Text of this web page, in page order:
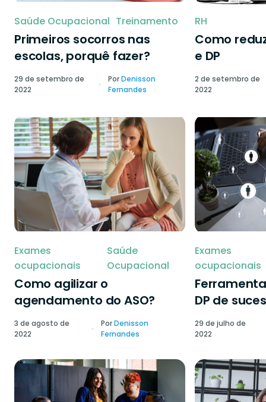
Saúde Ocupacional Treinamento
Primeiros socorros nas
escolas, porquê fazer?
29 de setembro de
2022
PorDenisson
Fernandes
RH
Como
e DP
2 de setembro de
2022
Exames
ocupacionais
Saúde
Ocupacional
Como agilizar o
agendamento do ASO?
3 de agosto de
2022
PorDenisson
Fernandes
Exames
ocupacionais
DP de
29 de julho de
2022